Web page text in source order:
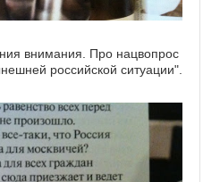
внимания. Про нацвопрос
российской ситуации".